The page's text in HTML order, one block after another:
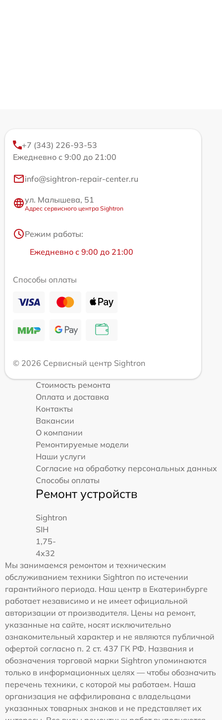
+7 (343) 226-93-53
Ежедневно с 9:00 до 21:00
info@sightron-repair-center.ru
ул. Малышева, 51
Адрес сервисного центра Sightron
Режим работы:
Ежедневно с 9:00 до 21:00
Способы оплаты
© 2026 Сервисный центр Sightron
Стоимость ремонта
Оплата и доставка
Контакты
Вакансии
О компании
Ремонтируемые модели
Наши услуги
Согласие на обработку персональных данных
Способы оплаты
Ремонт устройств
Sightron
SIH
1,75-
4x32
Мы занимаемся ремонтом и техническим
обслуживанием техники Sightron по истечении
гарантийного периода. Наш центр в Екатеринбурге
работает независимо и не имеет официальной
авторизации от производителя. Цены на ремонт,
указанные на сайте, носят исключительно
ознакомительный характер и не являются публичной
офертой согласно п. 2 ст. 437 ГК РФ. Названия и
обозначения торговой марки Sightron упоминаются
только в информационных целях — чтобы обозначить
перечень техники, с которой мы работаем. Наша
организация не аффилирована с владельцами
указанных товарных знаков и не представляет их